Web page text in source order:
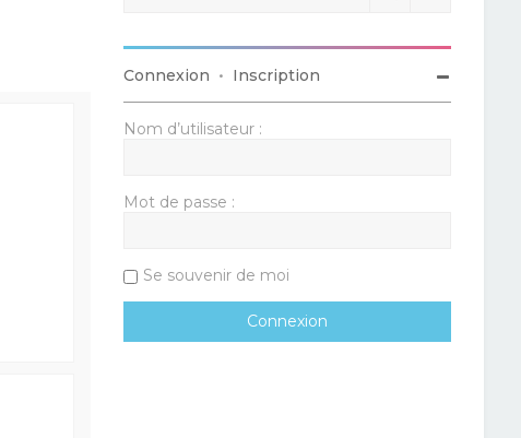
Connexion • Inscription
Nom d’utilisateur :
Mot de passe :
Se souvenir de moi